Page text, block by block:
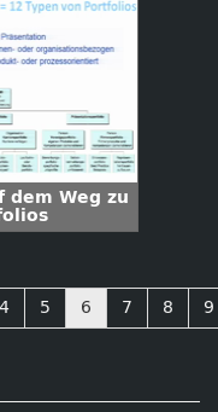
dem Weg zu
4 5 6 7 8 9